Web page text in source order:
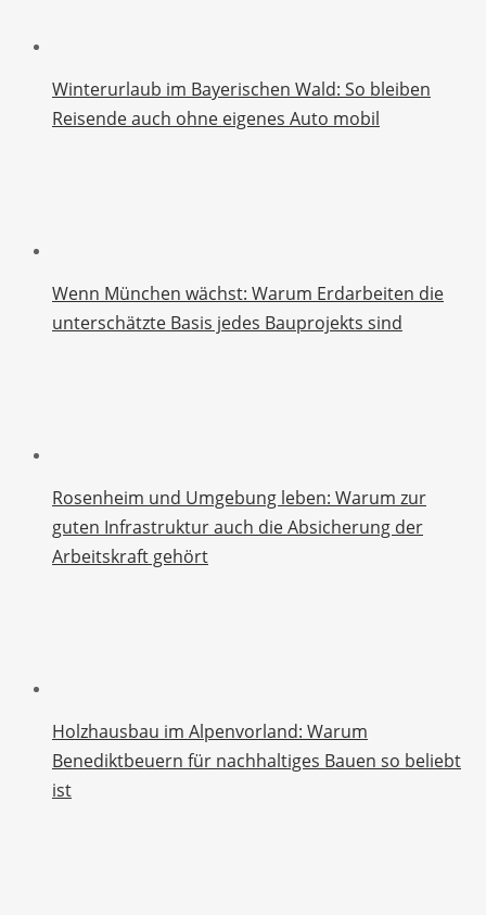
Winterurlaub im Bayerischen Wald: So bleiben
Reisende auch ohne eigenes Auto mobil
Wenn München wächst: Warum Erdarbeiten die
unterschätzte Basis jedes Bauprojekts sind
Rosenheim und Umgebung leben: Warum zur
guten Infrastruktur auch die Absicherung der
Arbeitskraft gehört
Holzhausbau im Alpenvorland: Warum
Benediktbeuern für nachhaltiges Bauen so beliebt
ist